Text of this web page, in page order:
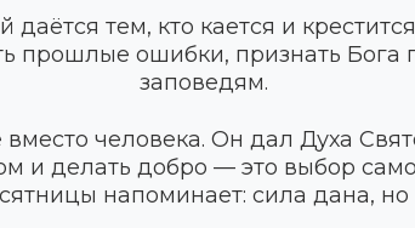
даётся тем, кто кается и
прошлые ошибки, признать Бога
заповедям.
вместо человека. Он дал Духа
и делать добро — это выбор
напоминает: сила дана,